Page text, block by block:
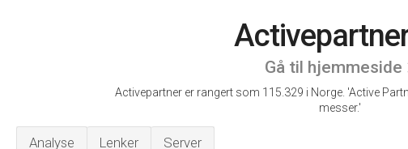
Gå til hjemmeside
Activepartner er rangert som 115.329 i Norge. 'Active
messer.'
Analyse Lenker Server